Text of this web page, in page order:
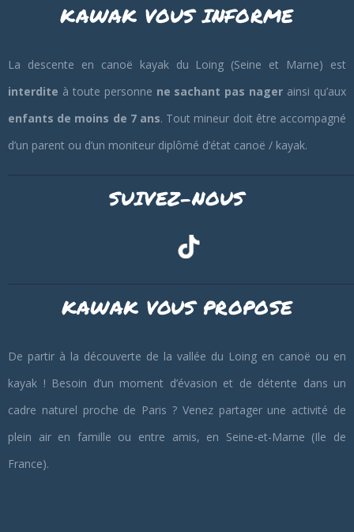
KAWAK VOUS INFORME
La descente en canoë kayak du Loing (Seine et Marne) est
interdite à toute personne ne sachant pas nager ainsi qu’aux
enfants de moins de 7 ans. Tout mineur doit être accompagné
d’un parent ou d’un moniteur diplômé d’état canoë / kayak.
SUIVEZ-NOUS
KAWAK VOUS PROPOSE
De partir à la découverte de la vallée du Loing en canoë ou en
kayak ! Besoin d’un moment d’évasion et de détente dans un
cadre naturel proche de Paris ? Venez partager une activité de
plein air en famille ou entre amis, en Seine-et-Marne (Ile de
France).